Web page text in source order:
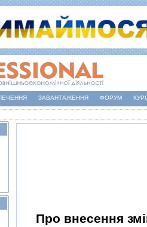
ЗАВАНТАЖЕННЯ ФОРУМ
Про внесення